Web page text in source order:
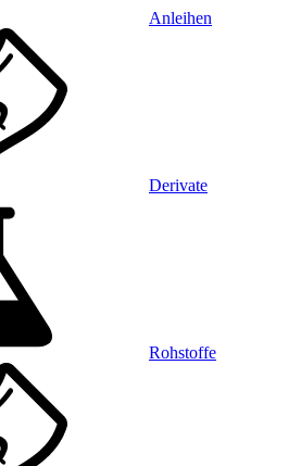
Anleihen
Derivate
Rohstoffe